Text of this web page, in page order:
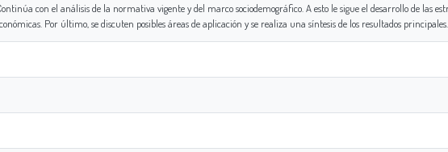
con el análisis de la normativa vigente y del marco sociodemográfico. A esto le sigue el desarrollo de las
Por último, se discuten posibles áreas de aplicación y se realiza una síntesis de los resultados principales.